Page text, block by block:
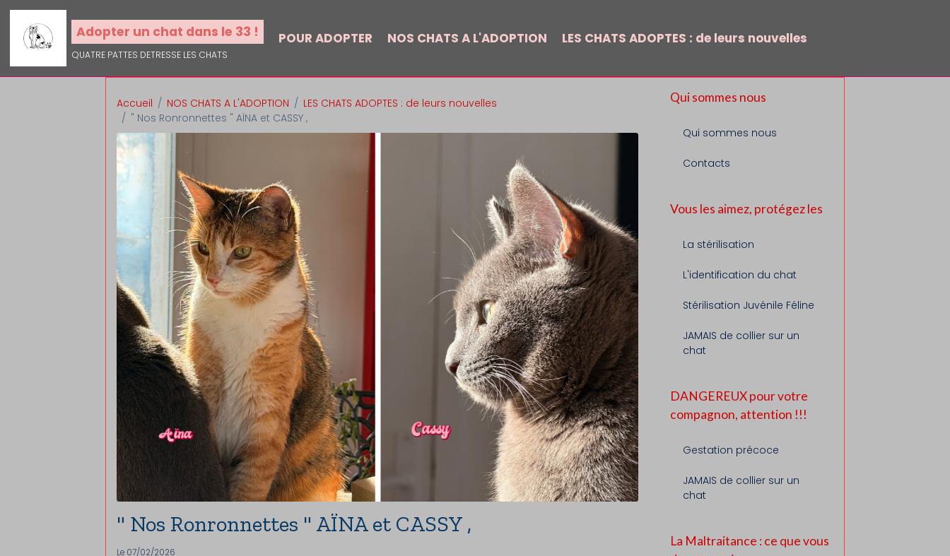
Adopter un chat dans le 33 !
QUATRE PATTES DETRESSE LES CHATS
POUR ADOPTER NOS CHATS A L'ADOPTION LES CHATS ADOPTES : de leurs nouvelles
Accueil NOS CHATS A L'ADOPTION
LES CHATS ADOPTES : de leurs nouvelles
" Nos Ronronnettes " AÏNA et CASSY ,
" Nos Ronronnettes " AÏNA et CASSY ,
Le 07/02/2026
Qui sommes nous
Qui sommes nous
Contacts
Vous les aimez, protégez les
La stérilisation
L'identification du chat
Stérilisation Juvénile Féline
JAMAIS de collier sur un
chat
DANGEREUX pour votre
compagnon, attention !!!
Gestation précoce
JAMAIS de collier sur un
chat
La Maltraitance : ce que vous